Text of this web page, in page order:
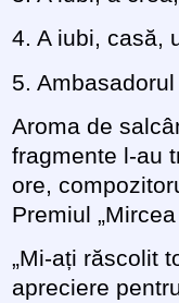
4. A iubi, casă,
5.
Aroma de
fragmente l-au
ore,
Premiul
„Mi-ați răscolit
apreciere